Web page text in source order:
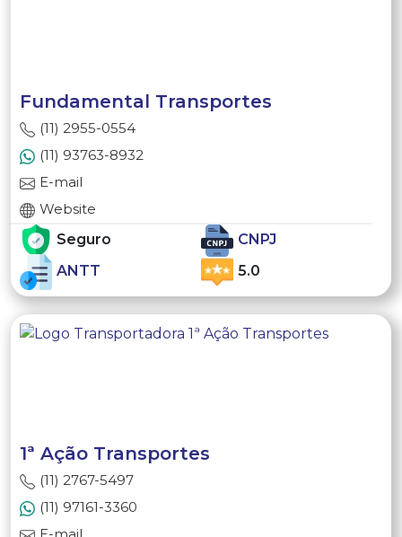
Fundamental Transportes
(11) 2955-0554
(11) 93763-8932
E-mail
Website
Seguro
CNPJ
ANTT
5.0
1ª Ação Transportes
(11) 2767-5497
(11) 97161-3360